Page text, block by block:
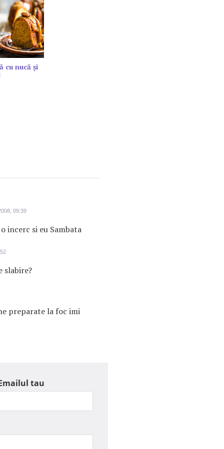
cu nucă și
09:39
incerc si eu Sambata
slabire?
preparate la foc imi
tau